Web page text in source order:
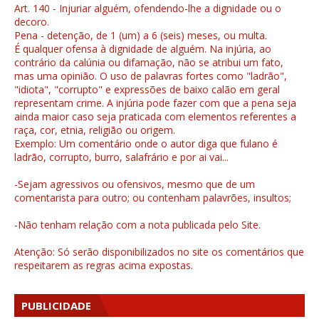
Art. 140 - Injuriar alguém, ofendendo-lhe a dignidade ou o
decoro.
Pena - detenção, de 1 (um) a 6 (seis) meses, ou multa.
É qualquer ofensa à dignidade de alguém. Na injúria, ao
contrário da calúnia ou difamação, não se atribui um fato,
mas uma opinião. O uso de palavras fortes como "ladrão",
"idiota", "corrupto" e expressões de baixo calão em geral
representam crime. A injúria pode fazer com que a pena seja
ainda maior caso seja praticada com elementos referentes a
raça, cor, etnia, religião ou origem.
Exemplo: Um comentário onde o autor diga que fulano é
ladrão, corrupto, burro, salafrário e por ai vai...
-Sejam agressivos ou ofensivos, mesmo que de um
comentarista para outro; ou contenham palavrões, insultos;
-Não tenham relação com a nota publicada pelo Site.
Atenção: Só serão disponibilizados no site os comentários que
respeitarem as regras acima expostas.
PUBLICIDADE